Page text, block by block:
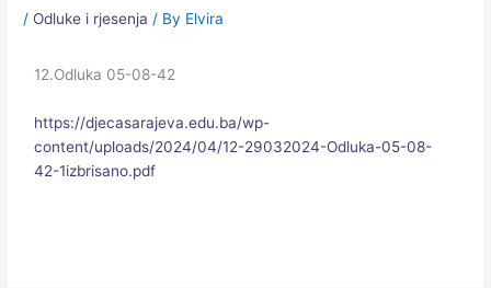
/Odluke i rjesenja / By Elvira
12.Odluka 05-08-42
https://djecasarajeva.edu.ba/wp-
content/uploads/2024/04/12-29032024-Odluka-05-08-
42-1izbrisano.pdf